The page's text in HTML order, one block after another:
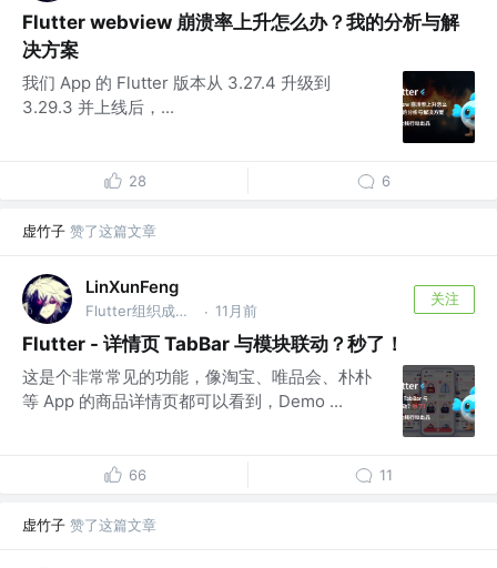
Flutter webview 崩溃率上升怎么办？我的分析与解
决方案
我们 App 的 Flutter 版本从 3.27.4 升级到
3.29.3 并上线后，...
28 6
虚竹子 赞了这篇文章
LinXunFeng
Flutter组织成员 @公众号:FSA全栈行动 · 11月前
关注
Flutter - 详情页 TabBar 与模块联动？秒了！
这是个非常常见的功能，像淘宝、唯品会、朴朴
等 App 的商品详情页都可以看到，Demo ...
66 11
虚竹子 赞了这篇文章